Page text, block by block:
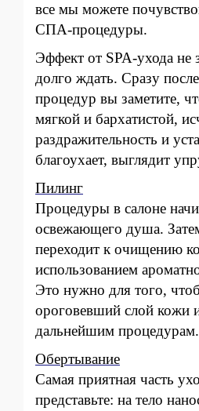
все мы можете
СПА-процедуры.
Эффект от SPA-ухода не
долго ждать. Сразу
процедур вы заметите,
мягкой и бархатистой,
раздражительность и
благоухает, выглядит
Пилинг
Процедуры в салоне
освежающего душа.
переходит к очищению
использованием
Это нужно для того,
ороговевший слой кожи
дальнейшим процедурам.
Обертывание
Самая приятная часть
представьте: на тело